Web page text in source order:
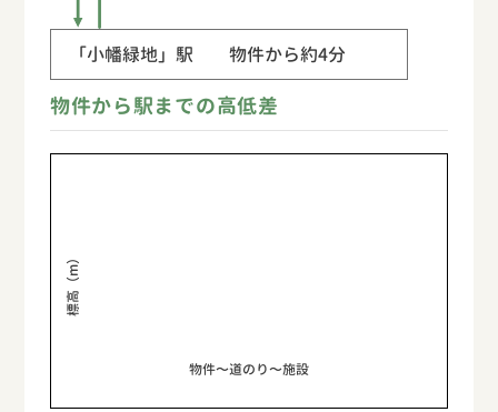
「小幡緑地」駅 物件から約4分
物件から駅までの高低差
標高（m）
物件〜道のり〜施設